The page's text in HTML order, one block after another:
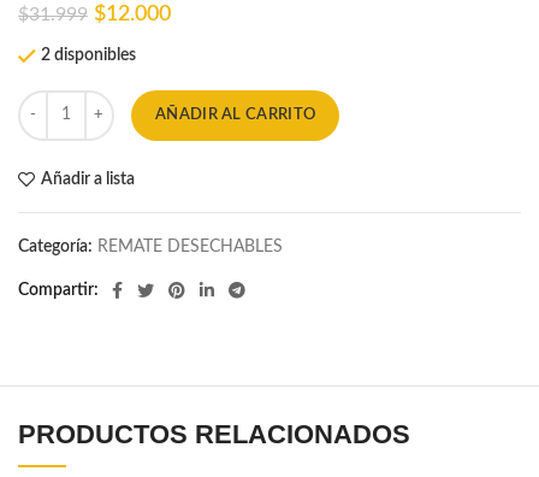
$31.999 El
original
era:
$31.999.
$12.000El
es:
$12.000.
2 disponibles
AÑADIR AL CARRITO
Añadir a lista
Categoría: REMATE DESECHABLES
Compartir
PRODUCTOS RELACIONADOS